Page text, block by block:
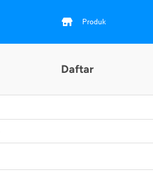
Produk
Daftar